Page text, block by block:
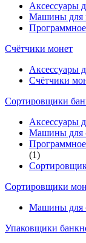
Аксессуары
Машины для
Программное
Счётчики монет
Аксессуары
Счётчики
Cортировщики
Аксессуары
Машины для
(1)
Сортировщики
Машины для
Упаковщики